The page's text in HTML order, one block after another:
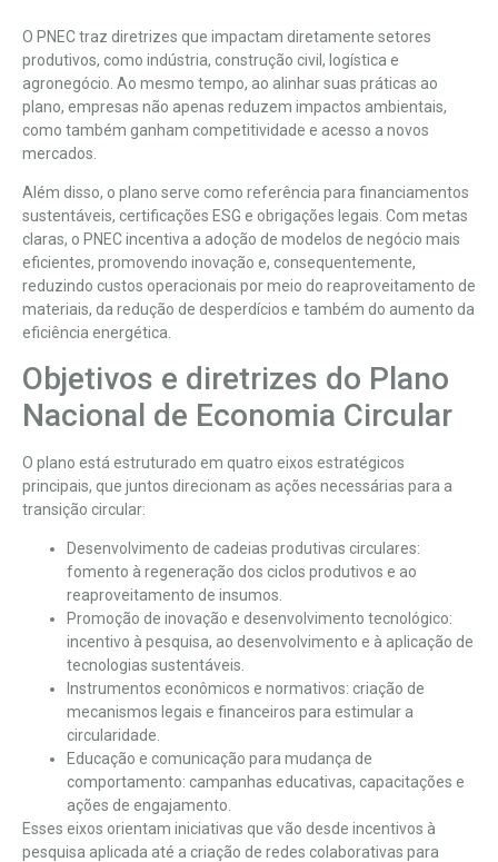
O PNEC traz diretrizes que impactam diretamente setores
produtivos, como indústria, construção civil, logística e
agronegócio. Ao mesmo tempo, ao alinhar suas práticas ao
plano, empresas não apenas reduzem impactos ambientais,
como também ganham competitividade e acesso a novos
mercados.
Além disso, o plano serve como referência para financiamentos
sustentáveis, certificações ESG e obrigações legais. Com metas
claras, o PNEC incentiva a adoção de modelos de negócio mais
eficientes, promovendo inovação e, consequentemente,
reduzindo custos operacionais por meio do reaproveitamento de
materiais, da redução de desperdícios e também do aumento da
eficiência energética.
Objetivos e diretrizes do Plano
Nacional de Economia Circular
O plano está estruturado em quatro eixos estratégicos
principais, que juntos direcionam as ações necessárias para a
transição circular:
Desenvolvimento de cadeias produtivas circulares:
fomento à regeneração dos ciclos produtivos e ao
reaproveitamento de insumos.
Promoção de inovação e desenvolvimento tecnológico:
incentivo à pesquisa, ao desenvolvimento e à aplicação de
tecnologias sustentáveis.
Instrumentos econômicos e normativos: criação de
mecanismos legais e financeiros para estimular a
circularidade.
Educação e comunicação para mudança de
comportamento: campanhas educativas, capacitações e
ações de engajamento.
Esses eixos orientam iniciativas que vão desde incentivos à
pesquisa aplicada até a criação de redes colaborativas para